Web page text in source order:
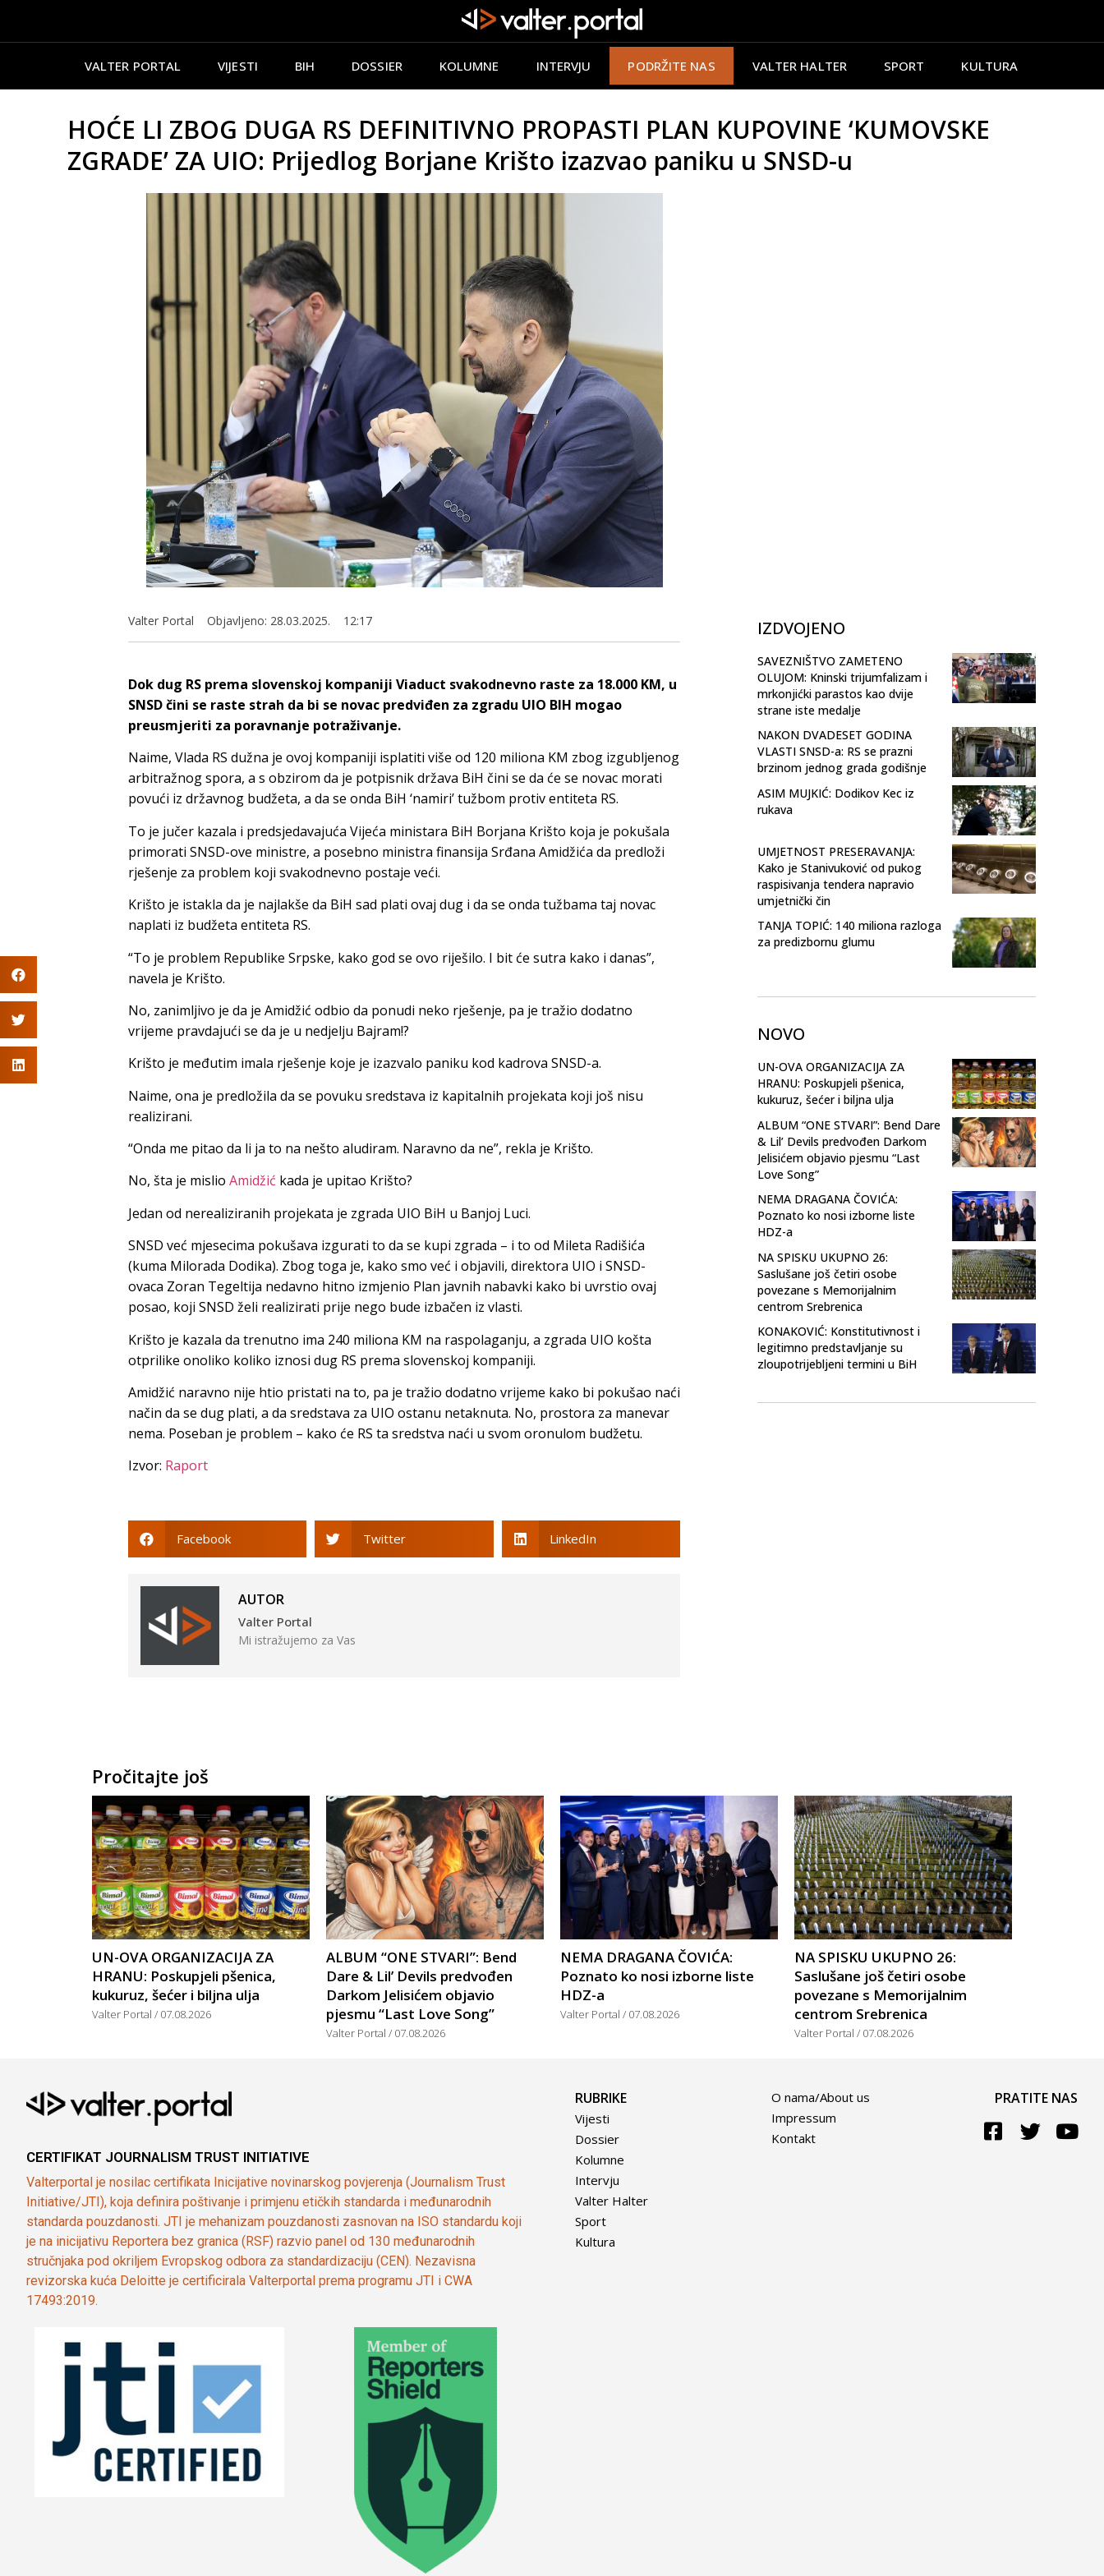
VALTER PORTAL VIJESTI BIH DOSSIER KOLUMNE INTERVJU PODRŽITE NAS VALTER HALTER SPORT KULTURA
HOĆE LI ZBOG DUGA RS DEFINITIVNO PROPASTI PLAN KUPOVINE ‘KUMOVSKE
ZGRADE’ ZA UIO: Prijedlog Borjane Krišto izazvao paniku u SNSD-u
Valter Portal Objavljeno: 28.03.2025. 12:17
Dok dug RS prema slovenskoj kompaniji Viaduct svakodnevno raste za 18.000 KM, u
SNSD čini se raste strah da bi se novac predviđen za zgradu UIO BIH mogao
preusmjeriti za poravnanje potraživanje.
Naime, Vlada RS dužna je ovoj kompaniji isplatiti više od 120 miliona KM zbog izgubljenog
arbitražnog spora, a s obzirom da je potpisnik država BiH čini se da će se novac morati
povući iz državnog budžeta, a da se onda BiH ‘namiri’ tužbom protiv entiteta RS.
To je jučer kazala i predsjedavajuća Vijeća ministara BiH Borjana Krišto koja je pokušala
primorati SNSD-ove ministre, a posebno ministra finansija Srđana Amidžića da predloži
rješenje za problem koji svakodnevno postaje veći.
Krišto je istakla da je najlakše da BiH sad plati ovaj dug i da se onda tužbama taj novac
naplati iz budžeta entiteta RS.
“To je problem Republike Srpske, kako god se ovo riješilo. I bit će sutra kako i danas”,
navela je Krišto.
No, zanimljivo je da je Amidžić odbio da ponudi neko rješenje, pa je tražio dodatno
vrijeme pravdajući se da je u nedjelju Bajram!?
Krišto je međutim imala rješenje koje je izazvalo paniku kod kadrova SNSD-a.
Naime, ona je predložila da se povuku sredstava iz kapitalnih projekata koji još nisu
realizirani.
“Onda me pitao da li ja to na nešto aludiram. Naravno da ne”, rekla je Krišto.
No, šta je mislio Amidžić kada je upitao Krišto?
Jedan od nerealiziranih projekata je zgrada UIO BiH u Banjoj Luci.
SNSD već mjesecima pokušava izgurati to da se kupi zgrada – i to od Mileta Radišića
(kuma Milorada Dodika). Zbog toga je, kako smo već i objavili, direktora UIO i SNSD-
ovaca Zoran Tegeltija nedavno hitno izmjenio Plan javnih nabavki kako bi uvrstio ovaj
posao, koji SNSD želi realizirati prije nego bude izbačen iz vlasti.
Krišto je kazala da trenutno ima 240 miliona KM na raspolaganju, a zgrada UIO košta
otprilike onoliko koliko iznosi dug RS prema slovenskoj kompaniji.
Amidžić naravno nije htio pristati na to, pa je tražio dodatno vrijeme kako bi pokušao naći
način da se dug plati, a da sredstava za UIO ostanu netaknuta. No, prostora za manevar
nema. Poseban je problem – kako će RS ta sredstva naći u svom oronulom budžetu.
Izvor: Raport
Facebook Twitter LinkedIn
AUTOR
Valter Portal
Mi istražujemo za Vas
IZDVOJENO
SAVEZNIŠTVO ZAMETENO
OLUJOM: Kninski trijumfalizam i
mrkonjićki parastos kao dvije
strane iste medalje
NAKON DVADESET GODINA
VLASTI SNSD-a: RS se prazni
brzinom jednog grada godišnje
ASIM MUJKIĆ: Dodikov Kec iz
rukava
UMJETNOST PRESERAVANJA:
Kako je Stanivuković od pukog
raspisivanja tendera napravio
umjetnički čin
TANJA TOPIĆ: 140 miliona razloga
za predizbornu glumu
NOVO
UN-OVA ORGANIZACIJA ZA
HRANU: Poskupjeli pšenica,
kukuruz, šećer i biljna ulja
ALBUM “ONE STVARI”: Bend Dare
& Lil’ Devils predvođen Darkom
Jelisićem objavio pjesmu “Last
Love Song”
NEMA DRAGANA ČOVIĆA:
Poznato ko nosi izborne liste
HDZ-a
NA SPISKU UKUPNO 26:
Saslušane još četiri osobe
povezane s Memorijalnim
centrom Srebrenica
KONAKOVIĆ: Konstitutivnost i
legitimno predstavljanje su
zloupotrijebljeni termini u BiH
Pročitajte još
UN-OVA ORGANIZACIJA ZA
HRANU: Poskupjeli pšenica,
kukuruz, šećer i biljna ulja
Valter Portal 07.08.2026
ALBUM “ONE STVARI”: Bend
Dare & Lil’ Devils predvođen
Darkom Jelisićem objavio
pjesmu “Last Love Song”
Valter Portal 07.08.2026
NEMA DRAGANA ČOVIĆA:
Poznato ko nosi izborne liste
HDZ-a
Valter Portal 07.08.2026
NA SPISKU UKUPNO 26:
Saslušane još četiri osobe
povezane s Memorijalnim
centrom Srebrenica
Valter Portal 07.08.2026
CERTIFIKAT JOURNALISM TRUST INITIATIVE
Valterportal je nosilac certifikata Inicijative novinarskog povjerenja (Journalism Trust
Initiative/JTI), koja definira poštivanje i primjenu etičkih standarda i međunarodnih
standarda pouzdanosti. JTI je mehanizam pouzdanosti zasnovan na ISO standardu koji
je na inicijativu Reportera bez granica (RSF) razvio panel od 130 međunarodnih
stručnjaka pod okriljem Evropskog odbora za standardizaciju (CEN). Nezavisna
revizorska kuća Deloitte je certificirala Valterportal prema programu JTI i CWA
17493:2019.
RUBRIKE
Vijesti
Dossier
Kolumne
Intervju
Valter Halter
Sport
Kultura
O nama/About us
Impressum
Kontakt
PRATITE NAS